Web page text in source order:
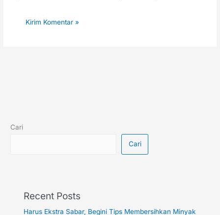
Cari
Cari
Recent Posts
Harus Ekstra Sabar, Begini Tips Membersihkan Minyak